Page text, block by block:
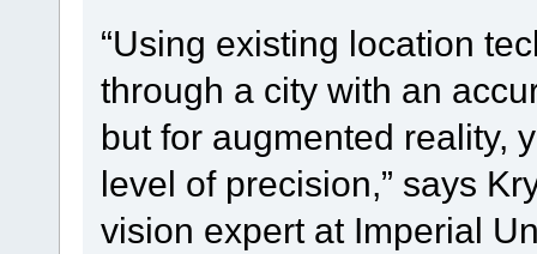
“Using existing location
through a city with an
but for augmented reality,
level of precision,” says
vision expert at Imperial